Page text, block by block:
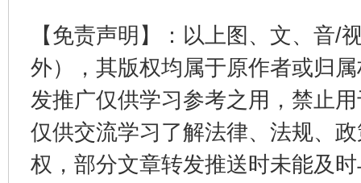
【免责声明】：以上图、文、音/
外），其版权均属于原作者或归
发推广仅供学习参考之用，禁止
仅供交流学习了解法律、法规、
权，部分文章转发推送时未能及